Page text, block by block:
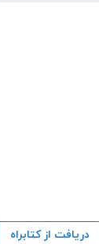
دریافت از کتابراه